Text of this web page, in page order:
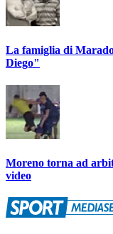
La famiglia di
Diego"
Moreno torna ad
video